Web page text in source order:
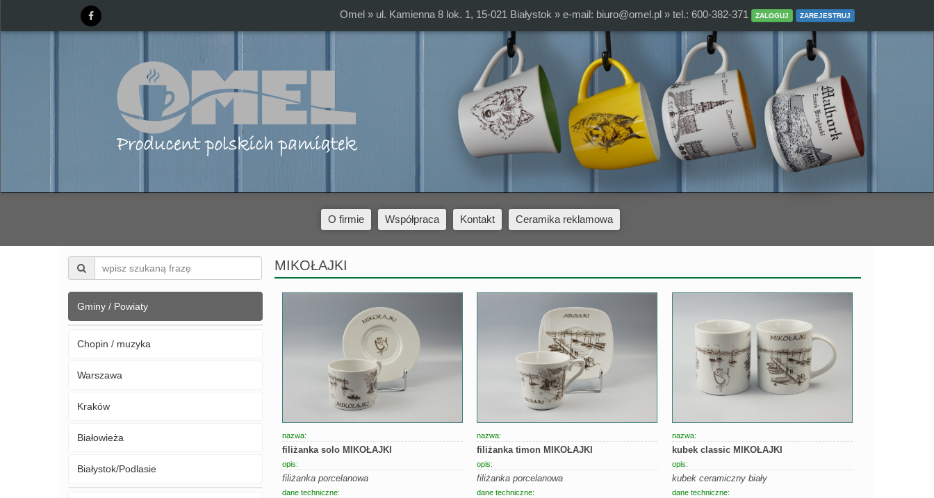
Omel » ul. Kamienna 8 lok. 1, 15-021 Białystok » e-mail: biuro@omel.pl» tel.: 600-382-371 ZALOGUJ ZAREJESTRUJ
O firmie Współpraca Kontakt Ceramika reklamowa
Gminy / Powiaty
Chopin / muzyka
Warszawa
Kraków
Białowieża
Białystok/Podlasie
MIKOŁAJKI
nazwa:
filiżanka solo MIKOŁAJKI
opis:
filiżanka porcelanowa
dane techniczne:
nazwa:
filiżanka timon MIKOŁAJKI
opis:
filiżanka porcelanowa
dane techniczne:
nazwa:
kubek classic MIKOŁAJKI
opis:
kubek ceramiczny biały
dane techniczne: